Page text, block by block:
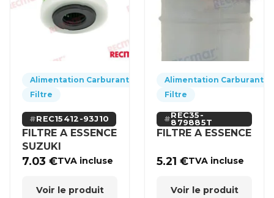
Alimentation Carburant
Filtre
REC15412-93J10
FILTRE A ESSENCE
SUZUKI
7.03€TVA incluse
Voir le produit
Alimentation Carburant
Filtre
REC35-
879885T
FILTRE A ESSENCE
5.21€TVA incluse
Voir le produit